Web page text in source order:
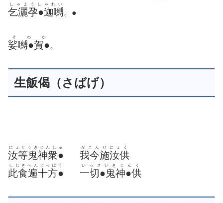
乞灑孕●迦嚩
しゃようしゃれい
。●
娑嚩●賀●
そわか
。
生飯偈（さばげ）
汝等鬼神衆●
にょとうきじんしゅ
我今施汝供
がこんせにょく
此食遍十方●
しじきへんじっぽう
一切●鬼神●供
いっさいきじんく